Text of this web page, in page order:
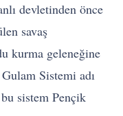
devletinden önce
savaş
kurma geleneğine
Sistemi adı
sistem Pençik